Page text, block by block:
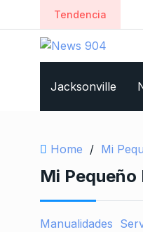
Tendencia
Jacksonville
Home / Mi
Mi Pequeño
Manualidades